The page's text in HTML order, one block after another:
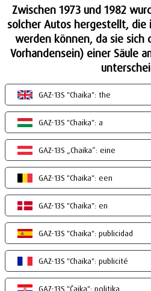
Zwischen 1973 und 1982
solcher Autos hergestellt,
werden können, da sie sich
Vorhandensein) einer Säule
GAZ-13S "Chaika": the
GAZ-13S "Chaika": a
GAZ-13S „Chaika“: eine
GAZ-13S "Chaika": een
GAZ-13S "Chaika": en
GAZ-13S "Chaika": publicidad
GAZ-13S "Chaika": publicité
GAZ-13S "Čajka": politika